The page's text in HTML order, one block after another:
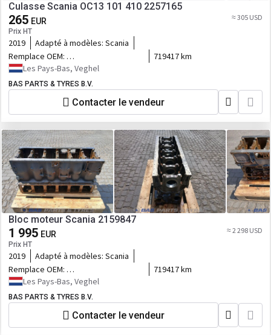
Culasse Scania OC13 101 410 2257165
265 EUR
Prix HT
≈ 305 USD
2019 Adapté à modèles: Scania
Remplace OEM:
2257165,575963,2307304,575990,2619962,2549746,2608566,3077487
719417 km
Les Pays-Bas, Veghel
BAS PARTS & TYRES B.V.
Contacter le vendeur
Bloc moteur Scania 2159847
1 995 EUR
Prix HT
≈ 2 298 USD
2019 Adapté à modèles: Scania
Remplace OEM:
2159847,2225331,2364500
719417 km
Les Pays-Bas, Veghel
BAS PARTS & TYRES B.V.
Contacter le vendeur